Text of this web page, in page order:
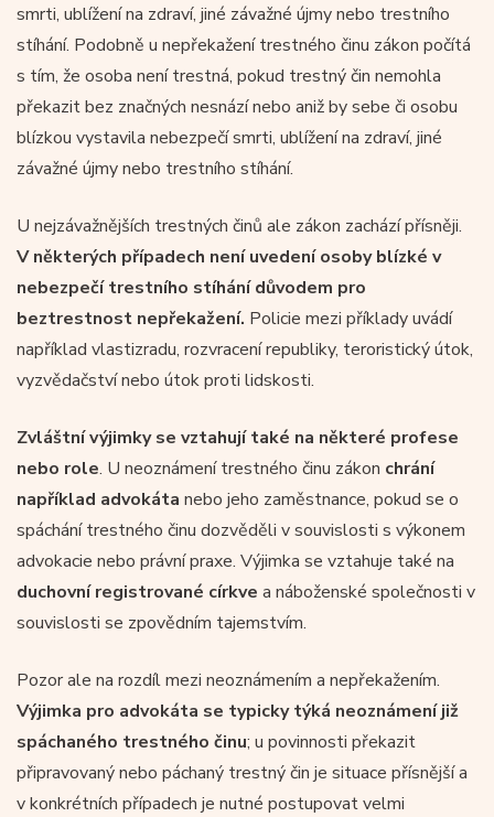
smrti, ublížení na zdraví, jiné závažné újmy nebo trestního
stíhání. Podobně u nepřekažení trestného činu zákon počítá
s tím, že osoba není trestná, pokud trestný čin nemohla
překazit bez značných nesnází nebo aniž by sebe či osobu
blízkou vystavila nebezpečí smrti, ublížení na zdraví, jiné
závažné újmy nebo trestního stíhání.
U nejzávažnějších trestných činů ale zákon zachází přísněji.
V některých případech není uvedení osoby blízké v
nebezpečí trestního stíhání důvodem pro
beztrestnost nepřekažení. Policie mezi příklady uvádí
například vlastizradu, rozvracení republiky, teroristický útok,
vyzvědačství nebo útok proti lidskosti.
Zvláštní výjimky se vztahují také na některé profese
nebo role. U neoznámení trestného činu zákon chrání
například advokáta nebo jeho zaměstnance, pokud se o
spáchání trestného činu dozvěděli v souvislosti s výkonem
advokacie nebo právní praxe. Výjimka se vztahuje také na
duchovní registrované církve a náboženské společnosti v
souvislosti se zpovědním tajemstvím.
Pozor ale na rozdíl mezi neoznámením a nepřekažením.
Výjimka pro advokáta se typicky týká neoznámení již
spáchaného trestného činu; u povinnosti překazit
připravovaný nebo páchaný trestný čin je situace přísnější a
v konkrétních případech je nutné postupovat velmi